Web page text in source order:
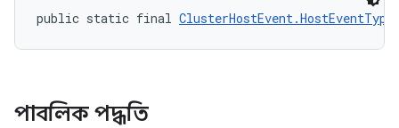
public static final ClusterHostEvent.HostEventType
পাবলিক পদ্ধতি